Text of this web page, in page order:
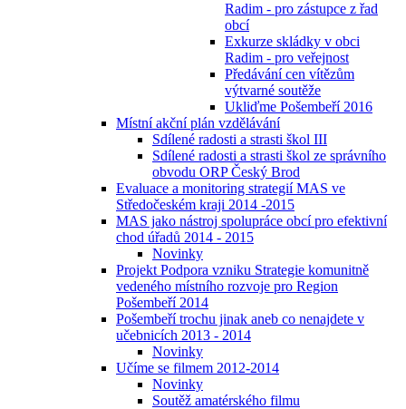
Radim - pro zástupce z řad
obcí
Exkurze skládky v obci
Radim - pro veřejnost
Předávání cen vítězům
výtvarné soutěže
Ukliďme Pošembeří 2016
Místní akční plán vzdělávání
Sdílené radosti a strasti škol III
Sdílené radosti a strasti škol ze správního
obvodu ORP Český Brod
Evaluace a monitoring strategií MAS ve
Středočeském kraji 2014 -2015
MAS jako nástroj spolupráce obcí pro efektivní
chod úřadů 2014 - 2015
Novinky
Projekt Podpora vzniku Strategie komunitně
vedeného místního rozvoje pro Region
Pošembeří 2014
Pošembeří trochu jinak aneb co nenajdete v
učebnicích 2013 - 2014
Novinky
Učíme se filmem 2012-2014
Novinky
Soutěž amatérského filmu